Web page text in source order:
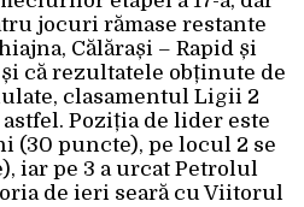
jocuri rămase restante
Călărași – Rapid și
că rezultatele obținute de
clasamentul Ligii 2
Poziția de lider este
(30 puncte), pe locul 2 se
iar pe 3 a urcat Petrolul
de ieri seară cu Viitorul